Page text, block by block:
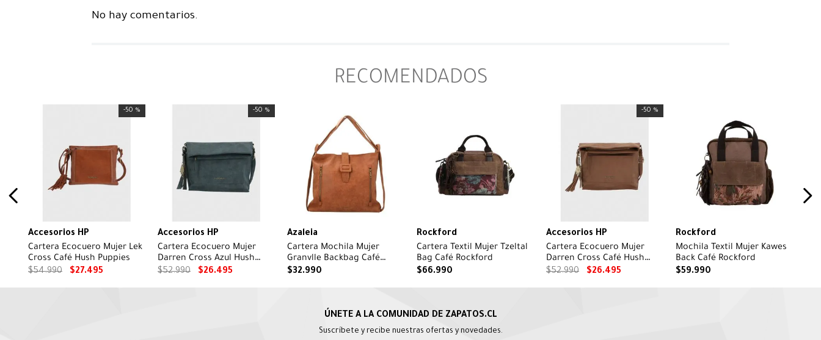
No hay comentarios.
RECOMENDADOS
-50 %
Accesorios HP
Cartera Ecocuero Mujer Lek
Cross Café Hush Puppies
$54.990 $27.495
-50 %
Accesorios HP
Cartera Ecocuero Mujer
Darren Cross Azul Hush
Puppies
$52.990 $26.495
Azaleia
Cartera Mochila Mujer
Granvlle Backbag Café
Azaleia
$32.990
Rockford
Cartera Textil Mujer Tzeltal
Bag Café Rockford
$66.990
-50 %
Accesorios HP
Cartera Ecocuero Mujer
Darren Cross Café Hush
Puppies
$52.990 $26.495
Rockford
Mochila Textil Mujer Kawes
Back Café Rockford
$59.990
Suscríbete y recibe nuestras ofertas y novedades.